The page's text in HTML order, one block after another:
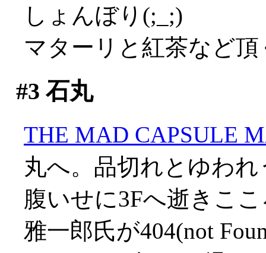
しょんぼり(;_;)
マターリと紅茶など頂
#3 石丸
THE MAD CAPSULE
丸へ。品切れとゆわ
腹いせに3Fへ逝きこ
雅一郎氏が404(not